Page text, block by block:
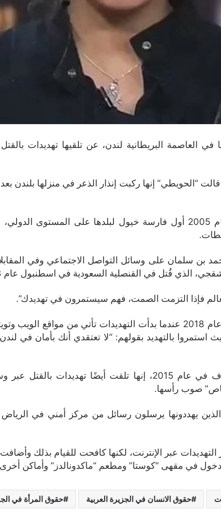
العاصمة البريطانية لندن، عن تلقيها تهديدات
“الحويطي” إنها ركبت إنذار الذعر في منزلها بلندن
وذكرت علياء (36 عامًا) والتي أصبحت في عام 2005 أول فارسة خيول لبلدها
بن سلمان على وسائل التواصل الاجتماعي وفي
قُتل في القنصلية السعودية في اسطنبول عام 2018.
فإذا التزمت الصمت، فهم سيستمرون في تهديدك”.
وأضافت: “كان لديّ قضية مع شرطة لندن في عام 2018 عندما بدأت التهديدات
استمروا بالتهديد بقولهم: “لا تعتقدي أنك بأمان في
وقالت الحويطي، التي تقاعدت كفارس محترف في عام 2015، إنها
صوب رأسها.
يهددونها يرسلون رسائل من مركز أمني في
عبر الإنترنت، لكنها كافحت للقيام بذلك
حقوق الانسان في الجزيرة العربية حقوق المرأة في